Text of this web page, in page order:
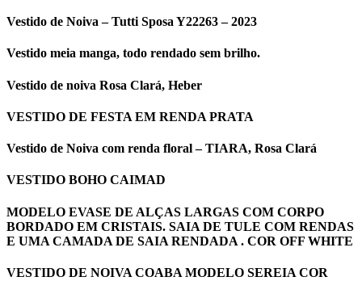
Vestido de Noiva – Tutti Sposa Y22263 – 2023
Vestido meia manga, todo rendado sem brilho.
Vestido de noiva Rosa Clará, Heber
VESTIDO DE FESTA EM RENDA PRATA
Vestido de Noiva com renda floral – TIARA, Rosa Clará
VESTIDO BOHO CAIMAD
MODELO EVASE DE ALÇAS LARGAS COM CORPO
BORDADO EM CRISTAIS. SAIA DE TULE COM RENDAS
E UMA CAMADA DE SAIA RENDADA . COR OFF WHITE
VESTIDO DE NOIVA COABA MODELO SEREIA COR